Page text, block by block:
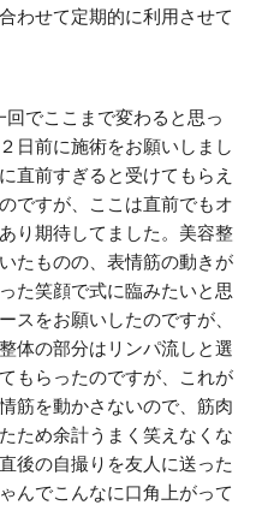
わせて定期的に利用させて
回でここまで変わると思っ
日前に施術をお願いしまし
直前すぎると受けてもらえ
ですが、ここは直前でもオ
り期待してました。美容整
たものの、表情筋の動きが
た笑顔で式に臨みたいと思
スをお願いしたのですが、
体の部分はリンパ流しと選
もらったのですが、これが
筋を動かさないので、筋肉
ため余計うまく笑えなくな
後の自撮りを友人に送った
んでこんなに口角上がって